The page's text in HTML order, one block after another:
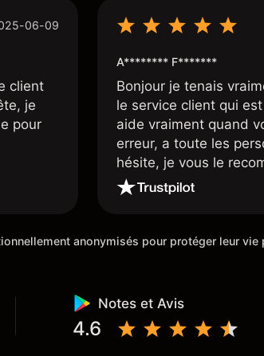
06-09
client
je
pour
A******** F*******
Bonjour je tenais
le service client qui
aide vraiment quand
erreur, a toute les
hésite, je vous le
100%. Un courtier très
anonymisés pour protéger leur vie
Notes et Avis
4.6